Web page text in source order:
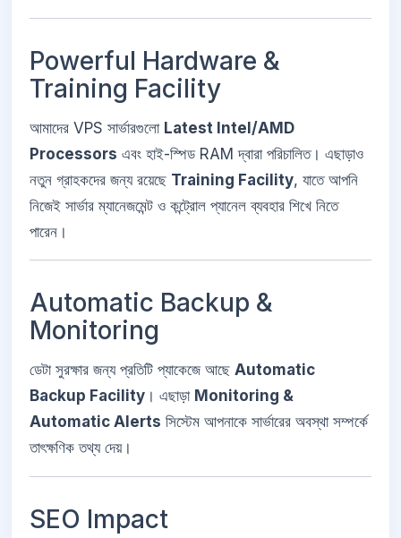
Powerful Hardware &
Training Facility
আমাদের VPS সার্ভারগুলো Latest Intel/AMD
Processors এবং হাই-স্পিড RAM দ্বারা পরিচালিত। এছাড়াও
নতুন গ্রাহকদের জন্য রয়েছে Training Facility, যাতে আপনি
নিজেই সার্ভার ম্যানেজমেন্ট ও কন্ট্রোল প্যানেল ব্যবহার শিখে নিতে
পারেন।
Automatic Backup &
Monitoring
ডেটা সুরক্ষার জন্য প্রতিটি প্যাকেজে আছে Automatic
Backup Facility । এছাড়া Monitoring &
Automatic Alerts সিস্টেম আপনাকে সার্ভারের অবস্থা সম্পর্কে
তাৎক্ষণিক তথ্য দেয়।
SEO Impact